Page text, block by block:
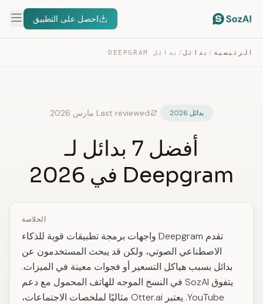
احصل على التطبيق
الرئيسية / بدائل/ بدائل DEEPGRAM
بدائل 2026 Last reviewed مارس 2026
أفضل 7 بدائل لـ
Deepgram في 2026
الخلاصة
تقدم Deepgram واجهات برمجة تطبيقات قوية للذكاء
الاصطناعي الصوتي، ولكن قد يبحث المستخدمون عن
بدائل بسبب هياكل التسعير أو فجوات معينة في الميزات.
يتفوق SozAI في النسخ الموجه للهاتف المحمول مع دعم
YouTube. يعتبر Otter.ai مثاليًا لملخصات الاجتماعات،